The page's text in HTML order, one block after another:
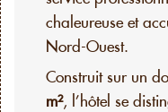
chaleureuse et
Nord-Ouest.
Construit sur un
m², l’hôtel se